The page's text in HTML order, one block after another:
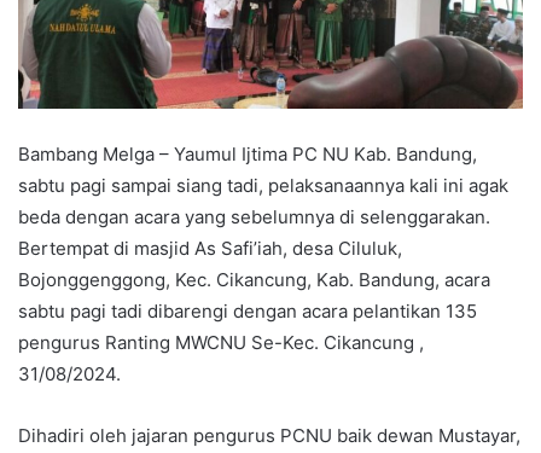
Bambang Melga – Yaumul Ijtima PC NU Kab. Bandung,
sabtu pagi sampai siang tadi, pelaksanaannya kali ini agak
beda dengan acara yang sebelumnya di selenggarakan.
Bertempat di masjid As Safi’iah, desa Ciluluk,
Bojonggenggong, Kec. Cikancung, Kab. Bandung, acara
sabtu pagi tadi dibarengi dengan acara pelantikan 135
pengurus Ranting MWCNU Se-Kec. Cikancung ,
31/08/2024.
Dihadiri oleh jajaran pengurus PCNU baik dewan Mustayar,